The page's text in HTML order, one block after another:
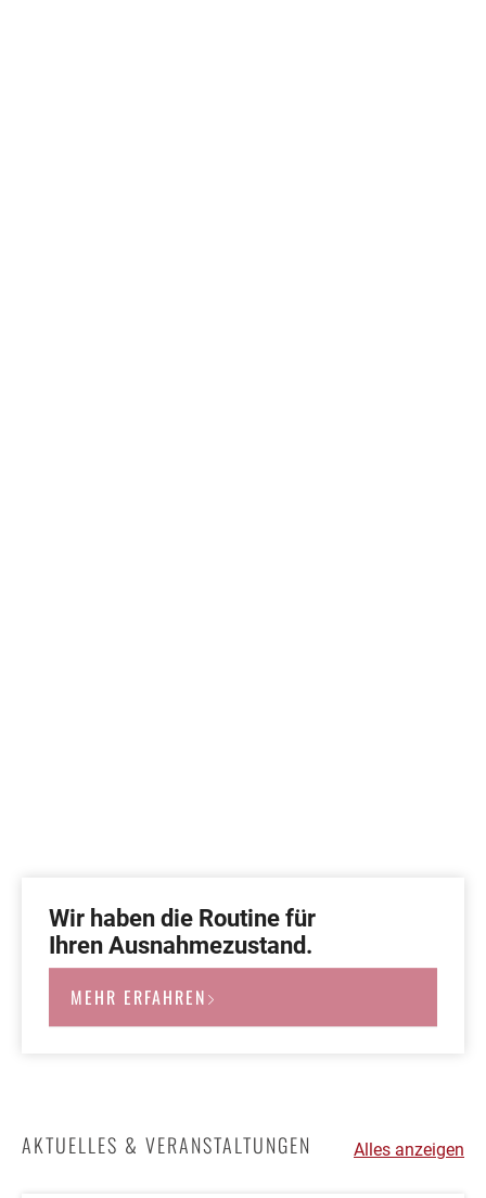
Wir haben die Routine für
Ihren Ausnahmezustand.
MEHR ERFAHREN
AKTUELLES & VERANSTALTUNGEN Alles anzeigen